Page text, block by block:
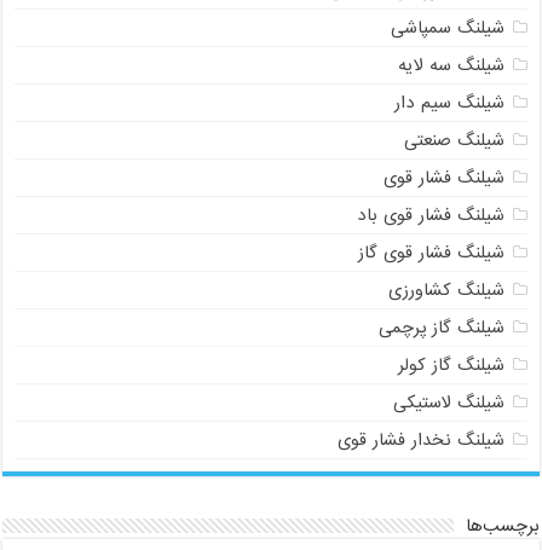
شیلنگ سمپاشی
شیلنگ سه لایه
شیلنگ سیم دار
شیلنگ صنعتی
شیلنگ فشار قوی
شیلنگ فشار قوی باد
شیلنگ فشار قوی گاز
شیلنگ کشاورزی
شیلنگ گاز پرچمی
شیلنگ گاز کولر
شیلنگ لاستیکی
شیلنگ نخدار فشار قوی
برچسب‌ها